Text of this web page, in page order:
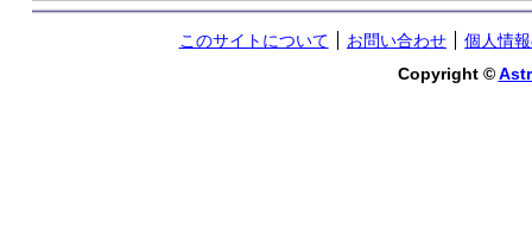
このサイトについて お問い合わせ
個人情
Copyright ©